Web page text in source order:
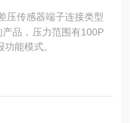
压传感器端子连接类型
品，压力范围有100P
能模式。